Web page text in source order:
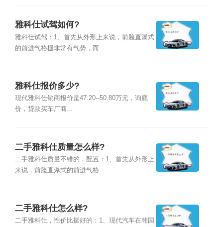
雅科仕试驾如何?
雅科仕试驾：1、首先从外形上来说，前脸直瀑式
的前进气格栅非常有气势，而...
雅科仕报价多少?
现代雅科仕销商报价是47.20--50.80万元，询底
价，贷款买车厂商...
二手雅科仕质量怎么样?
二手雅科仕质量不错的，配置：1、首先从外形上
来说，前脸直瀑式的前进气格...
二手雅科仕怎么样?
二手雅科仕，性价比挺好的：1、现代汽车在韩国